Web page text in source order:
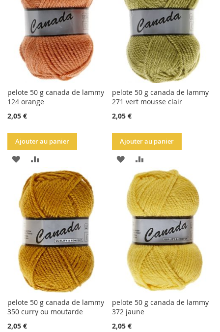
D'ACHATS
D'ACHATS
pelote 50 g canada de lammy
124 orange
2,05 €
Ajouter au panier
AJOUTER
LA
LISTE
D'ACHATS
AU
COMPARATEUR
pelote 50 g canada de lammy
271 vert mousse clair
2,05 €
Ajouter au panier
AJOUTER
LA
LISTE
D'ACHATS
AU
COMPARATEUR
pelote 50 g canada de lammy
350 curry ou moutarde
2,05 €
pelote 50 g canada de lammy
372 jaune
2,05 €